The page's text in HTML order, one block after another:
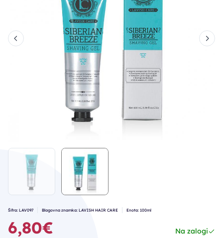
Šifra: LAV097 Blagovna znamka: LAVISH HAIR CARE Enota: 100ml
6,80€ Na zalogi